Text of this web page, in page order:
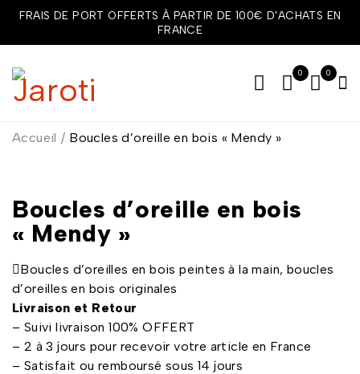
FRAIS DE PORT OFFERTS À PARTIR DE 100€ D'ACHATS EN
FRANCE
0 0
Accueil / Boucles d’oreille en bois « Mendy »
Boucles d’oreille en bois
« Mendy »
Boucles d’oreilles en bois peintes à la main, boucles
d’oreilles en bois originales
Livraison et Retour
– Suivi livraison 100% OFFERT
– 2 à 3 jours pour recevoir votre article en France
– Satisfait ou remboursé sous 14 jours